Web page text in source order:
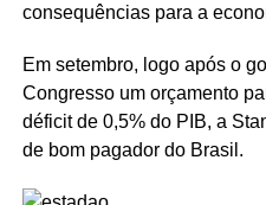
consequências para a
Em setembro, logo após o
Congresso um orçamento
déficit de 0,5% do PIB, a
de bom pagador do Brasil.